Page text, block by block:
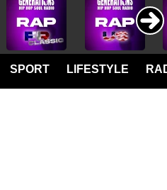
SPORT LIFESTYLE